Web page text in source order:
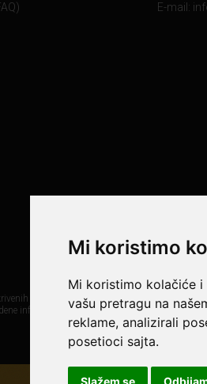
Mi koristimo
Mi koristimo kolačiće
vašu pretragu na
reklame, analizirali
posetioci sajta.
Slažem se
E-mail:
troškova. Mi maksimalno koristimo sve
informacije i fotografije proizvoda na ovom